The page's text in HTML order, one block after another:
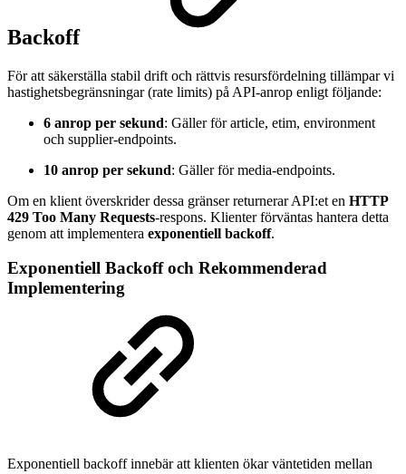
Backoff
För att säkerställa stabil drift och rättvis resursfördelning tillämpar vi
hastighetsbegränsningar (rate limits) på API-anrop enligt följande:
6 anrop per sekund: Gäller för article, etim, environment
och supplier-endpoints.
10 anrop per sekund: Gäller för media-endpoints.
Om en klient överskrider dessa gränser returnerar API:et en HTTP
429 Too Many Requests-respons. Klienter förväntas hantera detta
genom att implementera exponentiell backoff.
Exponentiell Backoff och Rekommenderad
Implementering
Exponentiell backoff innebär att klienten ökar väntetiden mellan